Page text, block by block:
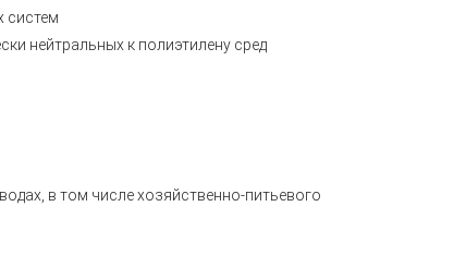
систем
нейтральных к полиэтилену сред
в том числе хозяйственно-питьевого